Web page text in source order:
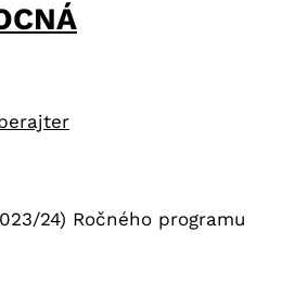
24) Ročného programu